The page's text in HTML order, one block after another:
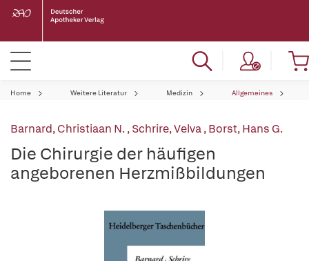
Home Weitere Literatur Medizin Allgemeines
Barnard, Christiaan N.,Schrire, Velva,Borst, Hans G.
Die Chirurgie der häufigen
angeborenen Herzmißbildungen